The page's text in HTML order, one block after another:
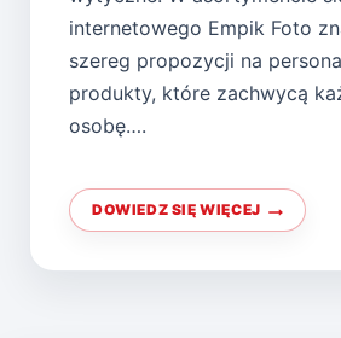
internetowego Empik Foto
szereg propozycji na
produkty, które zachwycą
osobę….
DOWIEDZ SIĘ WIĘCEJPERSONALIZOWANY
KUBEK
–